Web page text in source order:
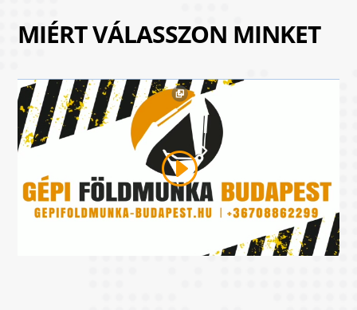
MIÉRT VÁLASSZON MINKET